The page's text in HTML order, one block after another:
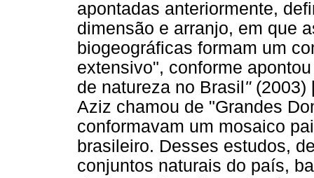
apontadas anteriormente,
dimensão e arranjo, em que
biogeográficas formam um
extensivo", conforme
de natureza no Brasil"(2003)
Aziz chamou de "Grandes
conformavam um mosaico
brasileiro. Desses estudos,
conjuntos naturais do país,